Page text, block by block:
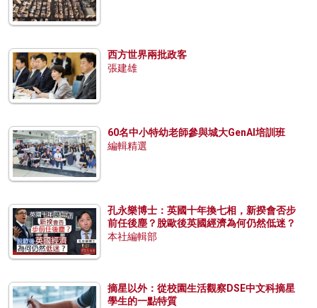
西方世界兩批政客
張建雄
60名中小特幼老師參與城大GenAI培訓班
編輯精選
孔永樂博士：英國十年換七相，新揆會否步
前任後塵？脫歐後英國經濟為何仍然低迷？
本社編輯部
摘星以外：從校園生活觀察DSE中文科摘星
學生的一點特質